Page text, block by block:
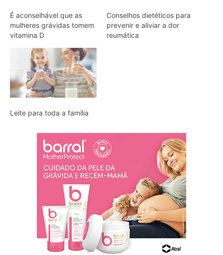
É aconselhável que as
mulheres grávidas tomem
vitamina D
Conselhos dietéticos para
prevenir e aliviar a dor
reumática
Leite para toda a família